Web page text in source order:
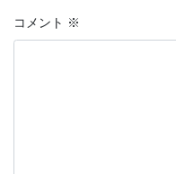
コメント ※